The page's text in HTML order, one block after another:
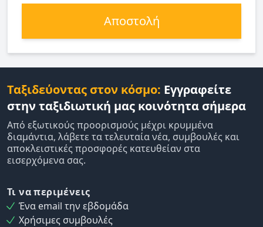
Αποστολή
Ταξιδεύοντας στον κόσμο: Εγγραφείτε
στην ταξιδιωτική μας κοινότητα σήμερα
Από εξωτικούς προορισμούς μέχρι κρυμμένα
διαμάντια, λάβετε τα τελευταία νέα, συμβουλές και
αποκλειστικές προσφορές κατευθείαν στα
εισερχόμενα σας.
Τι να περιμένεις
Ένα email την εβδομάδα
Χρήσιμες συμβουλές